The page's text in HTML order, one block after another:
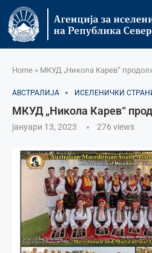
Home » МКУД „Никола Карев“
АВСТРАЛИЈА ИСЕЛЕНИЧКИ
МКУД „Никола Карев“
јануари 13, 2023 276 views